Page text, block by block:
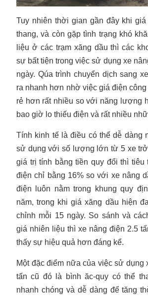
Tuy nhiên thời gian gần đây khi
thang, và còn gặp tình trạng khó
liệu ở các trạm xăng dầu thì các
sự bất tiện trong việc sử dụng xe
ngày. Qúa trình chuyển dịch sang
ra nhanh hơn nhờ việc giá điện
rẻ hơn rất nhiều so với năng lượng
bao giờ lo thiếu điện và rất nhiều
Tính kinh tế là điều có thể dễ dàng
sử dụng với số lượng lớn từ 5 xe
giá trị tính bằng tiền quy đổi thì tiêu
điện chỉ bằng 16% so với xe nâng
điện luôn nằm trong khung quy
năm, trong khi giá xăng dầu hiện
chỉnh mỗi 15 ngày. So sánh và
giá nhiên liệu thì xe nâng điện 2.5
thấy sự hiệu quả hơn đáng kể.
Một đặc điểm nữa của việc sử dụng
tấn cũ đó là bình ăc-quy có thể
nhanh chóng và dễ dàng để tăng